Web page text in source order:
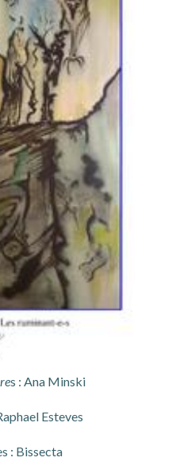
s : Ana Minski
Esteves
: Bissecta